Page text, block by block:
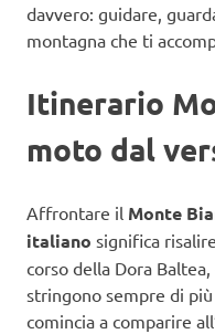
davvero: guidare,
montagna che ti
Itinerario
moto dal
Affrontare il Monte
italiano significa
corso della Dora
stringono sempre di
comincia a comparire